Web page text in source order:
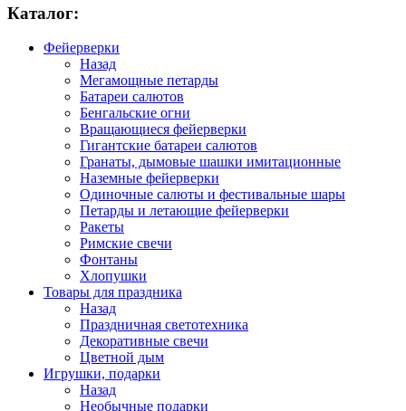
Каталог:
Фейерверки
Назад
Мегамощные петарды
Батареи салютов
Бенгальские огни
Вращающиеся фейерверки
Гигантские батареи салютов
Гранаты, дымовые шашки имитационные
Наземные фейерверки
Одиночные салюты и фестивальные шары
Петарды и летающие фейерверки
Ракеты
Римские свечи
Фонтаны
Хлопушки
Товары для праздника
Назад
Праздничная светотехника
Декоративные свечи
Цветной дым
Игрушки, подарки
Назад
Необычные подарки